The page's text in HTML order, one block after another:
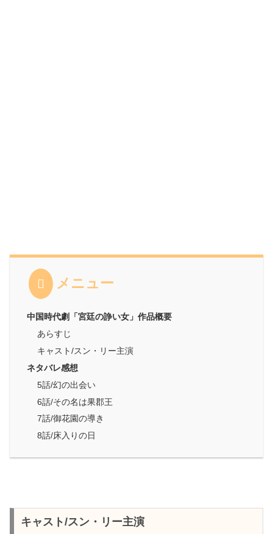
メニュー
中国時代劇「宮廷の諍い女」作品概要
あらすじ
キャスト/スン・リー主演
ネタバレ感想
5話/幻の出会い
6話/その名は果郡王
7話/御花園の導き
8話/床入りの日
キャスト/スン・リー主演